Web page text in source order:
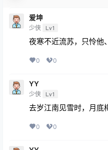
爱坤
少侠 Lv1
夜寒不近流苏，只怜他
0 0
YY
少侠 Lv1
去岁江南见雪时，月底
0 0